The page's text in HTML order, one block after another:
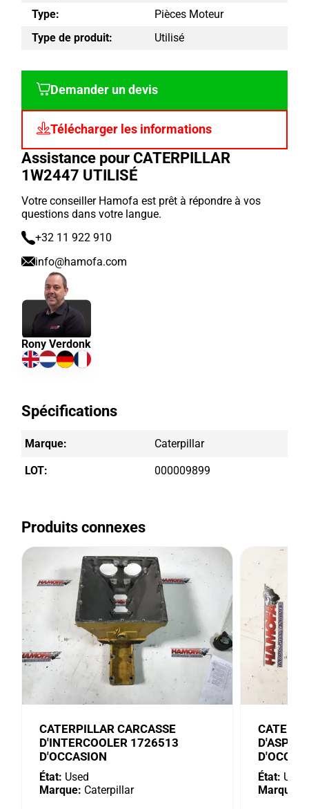
Type:
Pièces Moteur
Type de produit:
Utilisé
Demander un devis
Télécharger les informations
Assistance pour CATERPILLAR
1W2447 UTILISÉ
Votre conseiller Hamofa est prêt à répondre à vos
questions dans votre langue.
+32 11 922 910
info@hamofa.com
Rony Verdonk
Spécifications
Marque: Caterpillar
LOT: 000009899
Produits connexes
CATERPILLAR CARCASSE
D'INTERCOOLER 1726513
D'OCCASION
État: Used
Marque: Caterpillar
État: Used
Marque: